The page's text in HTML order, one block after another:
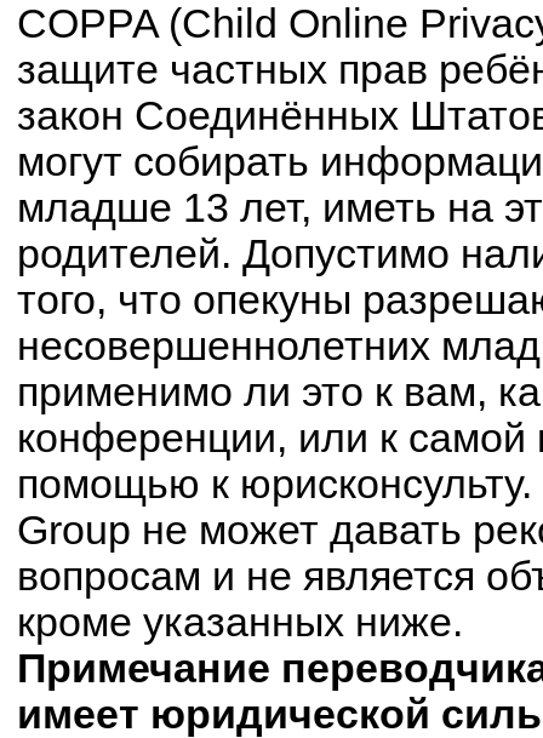
COPPA (Child Online
защите частных прав
закон Соединённых
могут собирать
младше 13 лет, иметь на
родителей. Допустимо
того, что опекуны
несовершеннолетних
применимо ли это к вам,
конференции, или к самой
помощью к
Group не может давать
вопросам и не является
кроме указанных ниже.
Примечание
имеет юридической